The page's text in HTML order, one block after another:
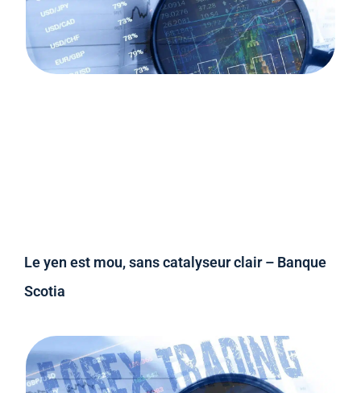
Le yen est mou, sans catalyseur clair – Banque
Scotia